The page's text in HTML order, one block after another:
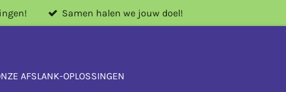
Samen halen we jouw doel!
AFSLANK-OPLOSSINGEN